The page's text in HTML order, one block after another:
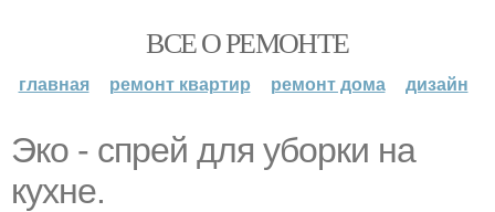
ВСЕ О РЕМОНТЕ
главная ремонт квартир ремонт дома дизайн
Эко - спрей для уборки на
кухне.